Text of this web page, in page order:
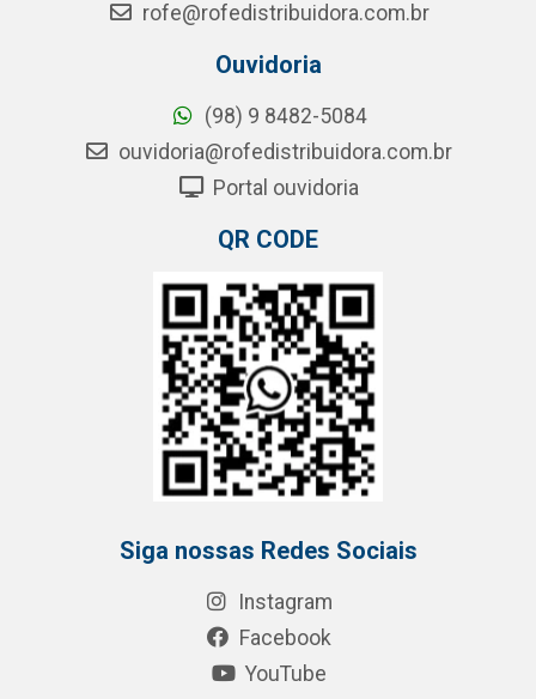
rofe@rofedistribuidora.com.br
Ouvidoria
(98) 9 8482-5084
ouvidoria@rofedistribuidora.com.br
Portal ouvidoria
QR CODE
Siga nossas Redes Sociais
Instagram
Facebook
YouTube